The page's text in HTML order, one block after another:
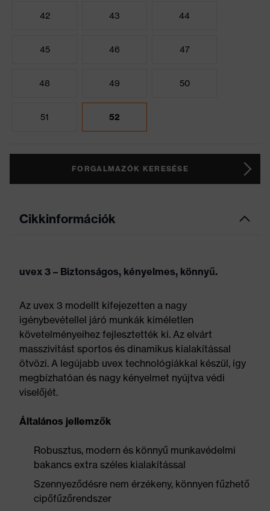
42 43 44
45 46 47
48 49 50
51 52
FORGALMAZÓK KERESÉSE
Cikkinformációk
uvex 3 – Biztonságos, kényelmes, könnyű.
Az uvex 3 modellt kifejezetten a nagy
igénybevétellel járó munkák kíméletlen
követelményeihez fejlesztették ki. Az elvárt
masszivitást sportos és dinamikus kialakítással
ötvözi. A legújabb uvex technológiákkal készül, így
megbízhatóan és nagy kényelmet nyújtva védi
viselőjét.
Általános jellemzők
Robusztus, modern és könnyű munkavédelmi
bakancs extra széles kialakítással
Szennyeződésre nem érzékeny, könnyen fűzhető
cipőfűzőrendszer